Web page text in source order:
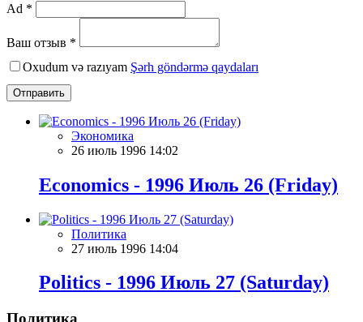
Ad *
Ваш отзыв *
Oxudum və razıyam Şərh göndərmə qaydaları
Отправить
Экономика
26 июль 1996 14:02
Economics - 1996 Июль 26 (Friday)
Политика
27 июль 1996 14:04
Politics - 1996 Июль 27 (Saturday)